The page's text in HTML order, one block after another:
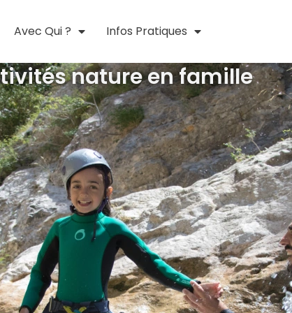
Avec Qui ? Infos Pratiques
nature en famille